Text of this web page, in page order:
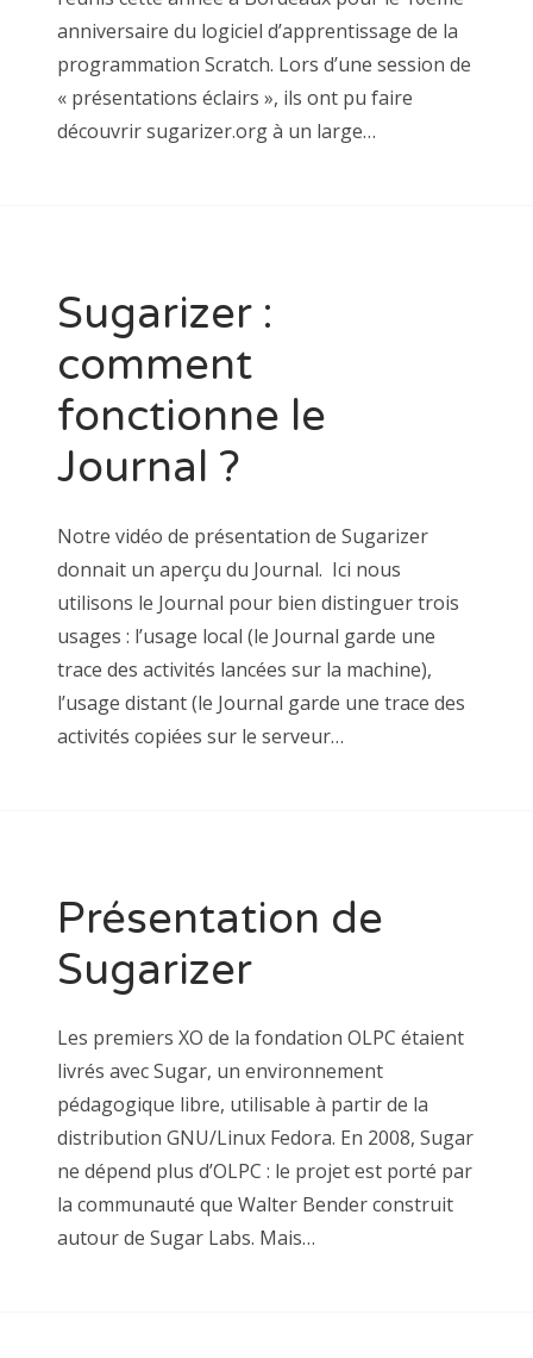
anniversaire du logiciel d’apprentissage de la
programmation Scratch. Lors d’une session de
« présentations éclairs », ils ont pu faire
découvrir sugarizer.org à un large…
Sugarizer :
comment
fonctionne le
Journal ?
Notre vidéo de présentation de Sugarizer
donnait un aperçu du Journal. Ici nous
utilisons le Journal pour bien distinguer trois
usages : l’usage local (le Journal garde une
trace des activités lancées sur la machine),
l’usage distant (le Journal garde une trace des
activités copiées sur le serveur…
Présentation de
Sugarizer
Les premiers XO de la fondation OLPC étaient
livrés avec Sugar, un environnement
pédagogique libre, utilisable à partir de la
distribution GNU/Linux Fedora. En 2008, Sugar
ne dépend plus d’OLPC : le projet est porté par
la communauté que Walter Bender construit
autour de Sugar Labs. Mais…